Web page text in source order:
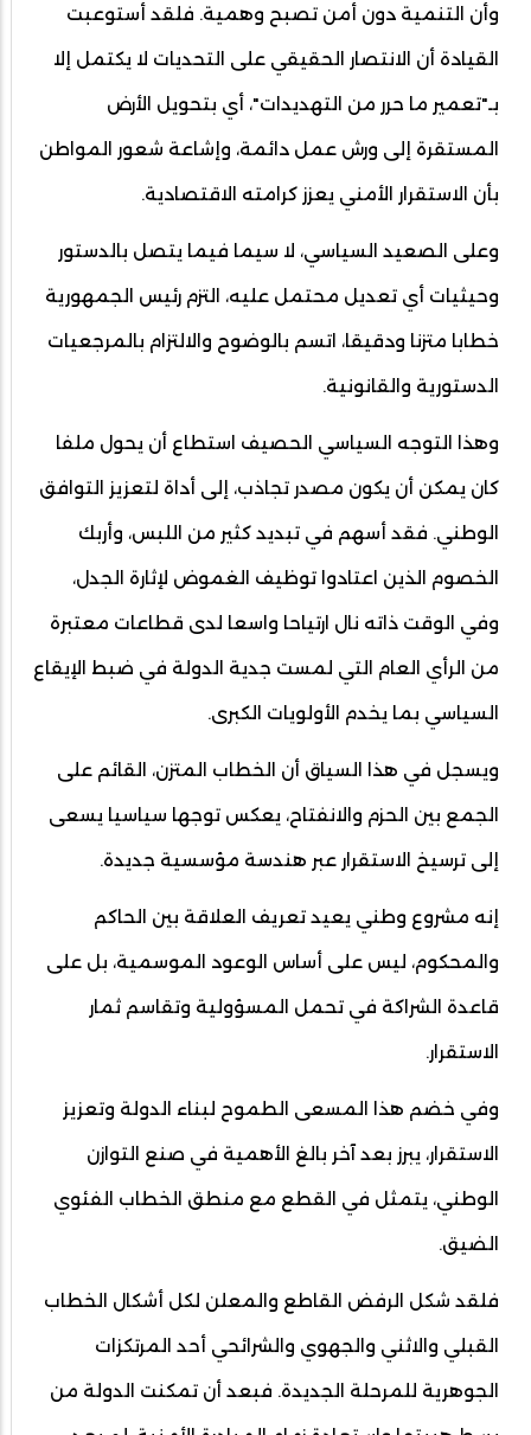
وأن التنمية دون أمن تصبح وهمية. فلقد أستوعبت
القيادة أن الانتصار الحقيقي على التحديات لا يكتمل إلا
بـ"تعمير ما حرر من التهديدات"، أي بتحويل الأرض
المستقرة إلى ورش عمل دائمة، وإشاعة شعور المواطن
بأن الاستقرار الأمني يعزز كرامته الاقتصادية.
وعلى الصعيد السياسي، لا سيما فيما يتصل بالدستور
وحيثيات أي تعديل محتمل عليه، التزم رئيس الجمهورية
خطابا متزنا ودقيقا، اتسم بالوضوح والالتزام بالمرجعيات
الدستورية والقانونية.
وهذا التوجه السياسي الحصيف استطاع أن يحول ملفا
كان يمكن أن يكون مصدر تجاذب، إلى أداة لتعزيز التوافق
الوطني. فقد أسهم في تبديد كثير من اللبس، وأربك
الخصوم الذين اعتادوا توظيف الغموض لإثارة الجدل،
وفي الوقت ذاته نال ارتياحا واسعا لدى قطاعات معتبرة
من الرأي العام التي لمست جدية الدولة في ضبط الإيقاع
السياسي بما يخدم الأولويات الكبرى.
ويسجل في هذا السياق أن الخطاب المتزن، القائم على
الجمع بين الحزم والانفتاح، يعكس توجها سياسيا يسعى
إلى ترسيخ الاستقرار عبر هندسة مؤسسية جديدة.
إنه مشروع وطني يعيد تعريف العلاقة بين الحاكم
والمحكوم، ليس على أساس الوعود الموسمية، بل على
قاعدة الشراكة في تحمل المسؤولية وتقاسم ثمار
الاستقرار.
وفي خضم هذا المسعى الطموح لبناء الدولة وتعزيز
الاستقرار، يبرز بعد آخر بالغ الأهمية في صنع التوازن
الوطني، يتمثل في القطع مع منطق الخطاب الفئوي
الضيق.
فلقد شكل الرفض القاطع والمعلن لكل أشكال الخطاب
القبلي والاثني والجهوي والشرائحي أحد المرتكزات
الجوهرية للمرحلة الجديدة. فبعد أن تمكنت الدولة من